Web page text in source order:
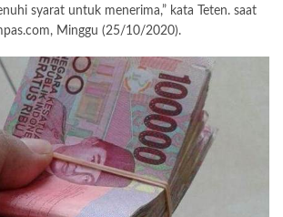
syarat untuk menerima,” kata Teten. saat
Minggu (25/10/2020).